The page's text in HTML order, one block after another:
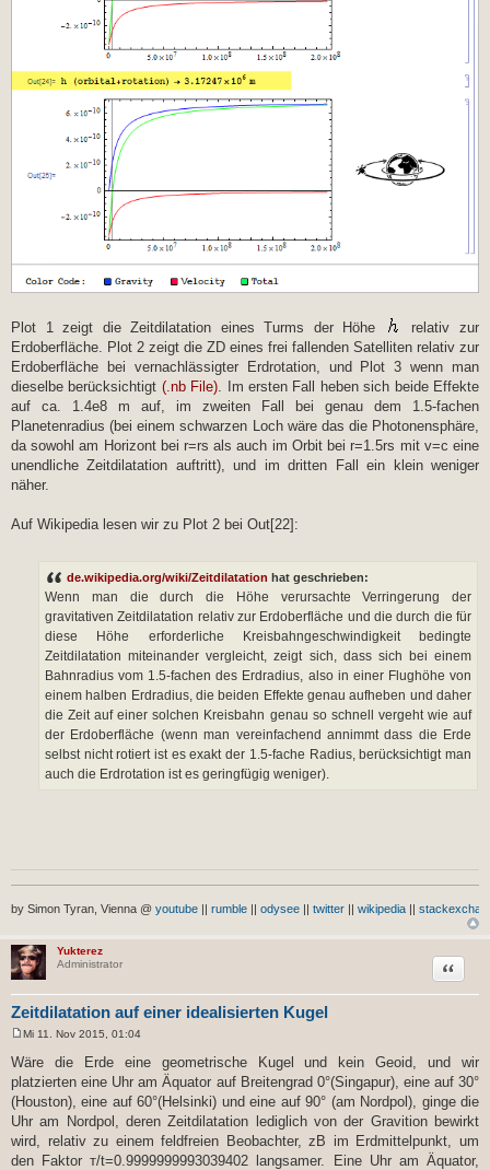
Plot 1 zeigt die Zeitdilatation eines Turms der Höhe
relativ zur
Erdoberfläche. Plot 2 zeigt die ZD eines frei fallenden Satelliten relativ zur
Erdoberfläche bei vernachlässigter Erdrotation, und Plot 3 wenn man
dieselbe berücksichtigt (.nb File). Im ersten Fall heben sich beide Effekte
auf ca. 1.4e8 m auf, im zweiten Fall bei genau dem 1.5-fachen
Planetenradius (bei einem schwarzen Loch wäre das die Photonensphäre,
da sowohl am Horizont bei r=rs als auch im Orbit bei r=1.5rs mit v=c eine
unendliche Zeitdilatation auftritt), und im dritten Fall ein klein weniger
näher.
Auf Wikipedia lesen wir zu Plot 2 bei Out[22]:
de.wikipedia.org/wiki/Zeitdilatation hat geschrieben:
Wenn man die durch die Höhe verursachte Verringerung der
gravitativen Zeitdilatation relativ zur Erdoberfläche und die durch die für
diese Höhe erforderliche Kreisbahngeschwindigkeit bedingte
Zeitdilatation miteinander vergleicht, zeigt sich, dass sich bei einem
Bahnradius vom 1.5-fachen des Erdradius, also in einer Flughöhe von
einem halben Erdradius, die beiden Effekte genau aufheben und daher
die Zeit auf einer solchen Kreisbahn genau so schnell vergeht wie auf
der Erdoberfläche (wenn man vereinfachend annimmt dass die Erde
selbst nicht rotiert ist es exakt der 1.5-fache Radius, berücksichtigt man
auch die Erdrotation ist es geringfügig weniger).
by Simon Tyran, Vienna @ youtube || rumble || odysee || twitter || wikipedia ||
Yukterez
Administrator
Zeitdilatation auf einer idealisierten Kugel
Zitat
e
i
t
r
a
g
Mi 11. Nov 2015, 01:04
Wäre die Erde eine geometrische Kugel und kein Geoid, und wir
platzierten eine Uhr am Äquator auf Breitengrad 0°(Singapur), eine auf 30°
(Houston), eine auf 60°(Helsinki) und eine auf 90° (am Nordpol), ginge die
Uhr am Nordpol, deren Zeitdilatation lediglich von der Gravition bewirkt
wird, relativ zu einem feldfreien Beobachter, zB im Erdmittelpunkt, um
den Faktor т/t=0.9999999993039402 langsamer. Eine Uhr am Äquator,